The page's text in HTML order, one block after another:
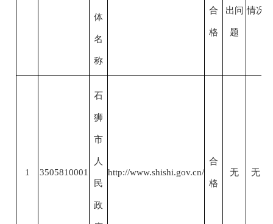
体
名
称
合
格
出问
题
情况
1 3505810001
石
狮
市
人
民
政
http://www.shishi.gov.cn/
合
格
无 无